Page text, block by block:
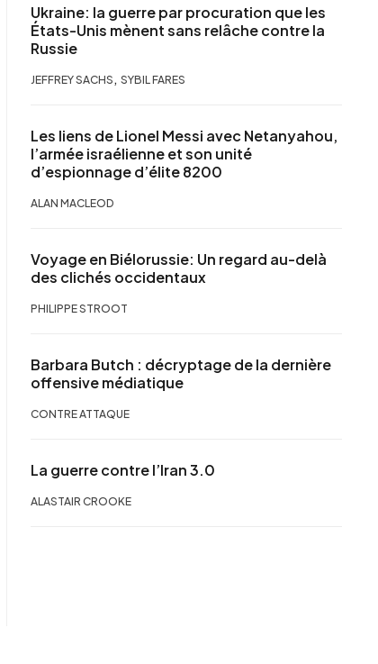
Ukraine: la guerre par procuration que les
États-Unis mènent sans relâche contre la
Russie
JEFFREY SACHS , SYBIL FARES
Les liens de Lionel Messi avec Netanyahou,
l’armée israélienne et son unité
d’espionnage d’élite 8200
ALAN MACLEOD
Voyage en Biélorussie: Un regard au-delà
des clichés occidentaux
PHILIPPE STROOT
Barbara Butch : décryptage de la dernière
offensive médiatique
CONTRE ATTAQUE
La guerre contre l’Iran 3.0
ALASTAIR CROOKE